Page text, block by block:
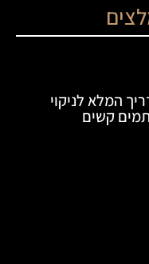
המלא לניקוי
קשים